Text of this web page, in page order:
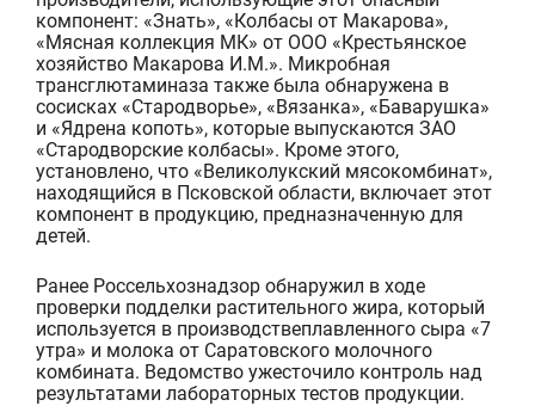
компонент: «Знать», «Колбасы от Макарова»,
«Мясная коллекция МК» от ООО «Крестьянское
хозяйство Макарова И.М.». Микробная
трансглютаминаза также была обнаружена в
сосисках «Стародворье», «Вязанка», «Баварушка»
и «Ядрена копоть», которые выпускаются ЗАО
«Стародворскиеколбасы». Кроме этого,
установлено, что «Великолукский мясокомбинат»,
находящийся вПсковской области, включает этот
компонент в продукцию, предназначенную для
детей.
Ранее Россельхознадзор обнаружил в ходе
проверки подделки растительного жира, который
используется в производствеплавленного сыра «7
утра» и молока от Саратовского молочного
комбината. Ведомство ужесточилоконтроль над
результатами лабораторных тестовпродукции.